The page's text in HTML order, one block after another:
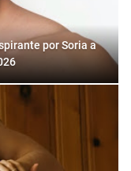
por Soria a